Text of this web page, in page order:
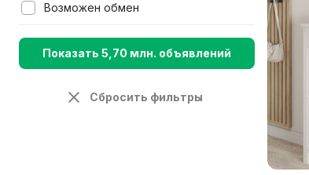
Возможен обмен
Показать 5,70 млн. объявлений
Сбросить фильтры